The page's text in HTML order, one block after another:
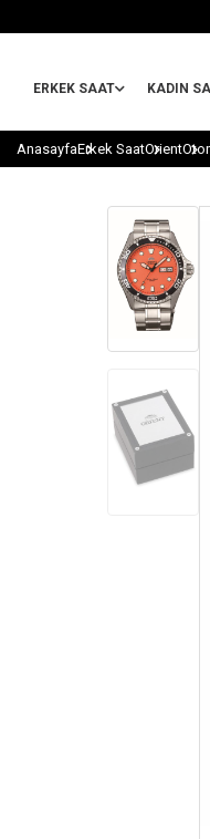
ERKEK SAAT KADIN
AnasayfaErkek SaatOrient